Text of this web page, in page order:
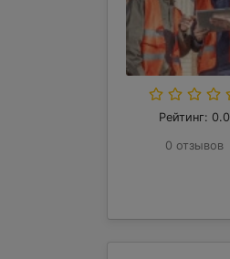
Рейтинг: 0.0
0 отзывов